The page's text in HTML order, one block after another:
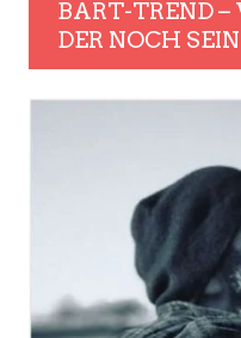
BART-TREND
DER NOCH